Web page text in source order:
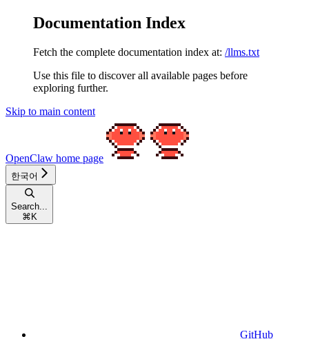
Documentation Index
Fetch the complete documentation index at: /llms.txt
Use this file to discover all available pages before
exploring further.
Skip to main content
OpenClaw home page
한국어
Search...
⌘ K
GitHub